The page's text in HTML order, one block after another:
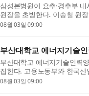
삼성본병원이 요추·경추부
원장을 초빙한다. 이승철 원
학...
08월 03일 09:00
부산대학교 에너지기술
부산대학교 에너지기술인력
집한다. 고용노동부와 한국
맞춤형...
08월 03일 09:00